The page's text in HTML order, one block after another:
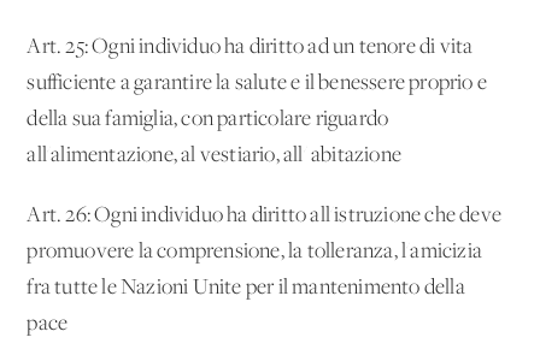
Art. 25: Ogni individuo ha diritto ad un tenore di vita
sufficiente a garantire la salute e il benessere proprio e
della sua famiglia, con particolare riguardo
all'alimentazione, al vestiario, all' abitazione
Art. 26: Ogni individuo ha diritto all'istruzione che deve
promuovere la comprensione, la tolleranza, l'amicizia
fra tutte le Nazioni Unite per il mantenimento della
pace